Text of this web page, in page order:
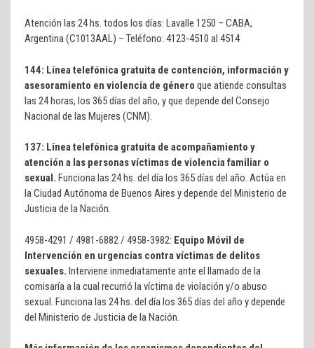
Atención las 24 hs. todos los días: Lavalle 1250 – CABA,
Argentina (C1013AAL) – Teléfono: 4123-4510 al 4514
144: Línea telefónica gratuita de contención, información y
asesoramiento en violencia de género que atiende consultas
las 24 horas, los 365 días del año, y que depende del Consejo
Nacional de las Mujeres (CNM).
137: Línea telefónica gratuita de acompañamiento y
atención a las personas víctimas de violencia familiar o
sexual. Funciona las 24 hs. del día los 365 días del año. Actúa en
la Ciudad Autónoma de Buenos Aires y depende del Ministerio de
Justicia de la Nación.
4958-4291 / 4981-6882 / 4958-3982: Equipo Móvil de
Intervención en urgencias contra víctimas de delitos
sexuales. Interviene inmediatamente ante el llamado de la
comisaría a la cual recurrió la víctima de violación y/o abuso
sexual. Funciona las 24 hs. del día los 365 días del año y depende
del Ministerio de Justicia de la Nación.